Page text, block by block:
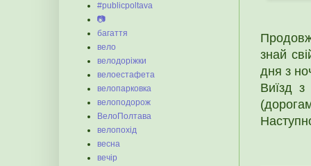
знай
дня з
Виїзд
#publicpoltava
📷
багаття
вело
велодоріжки
велоестафета
велопарковка
велоподорож
ВелоПолтава
велопохід
весна
вечір